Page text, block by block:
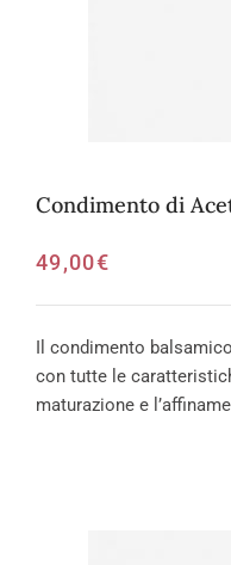
Condimento di
49,00€
Il condimento
con tutte le
maturazione e